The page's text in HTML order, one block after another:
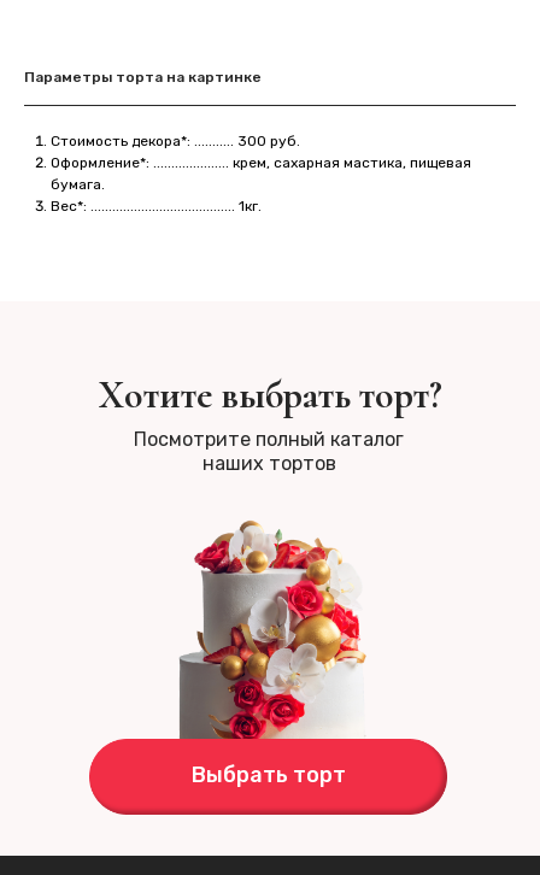
Параметры торта на картинке
Стоимость декора*: ........... 300 руб.
Оформление*: ..................... крем, сахарная мастика, пищевая
бумага.
Вес*: ........................................ 1кг.
Хотите выбрать торт?
Посмотрите полный каталог
наших тортов
Выбрать торт